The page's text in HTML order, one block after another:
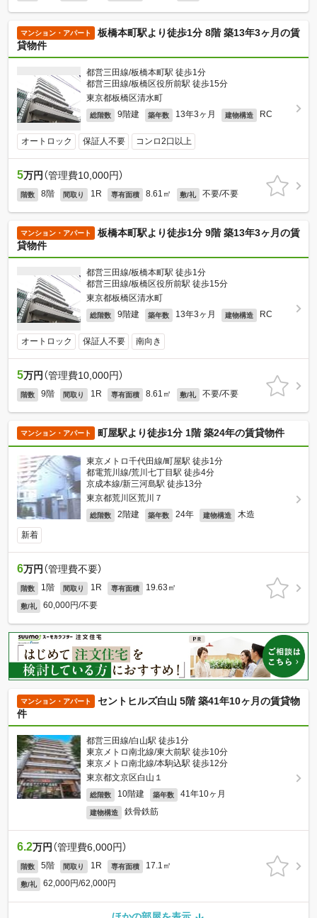
マンション・アパート
板橋本町駅より徒歩1分 8階 築13年3ヶ月の賃
貸物件
都営三田線/板橋本町駅 徒歩1分
都営三田線/板橋区役所前駅 徒歩15分
東京都板橋区清水町
総階数 9階建 築年数 13年3ヶ月 建物構造 RC
オートロック 保証人不要 コンロ2口以上
5万円 （管理費10,000円）
階数 8階 間取り 1R 専有面積 8.61㎡ 敷/礼 不要/不要
マンション・アパート
板橋本町駅より徒歩1分 9階 築13年3ヶ月の賃
貸物件
都営三田線/板橋本町駅 徒歩1分
都営三田線/板橋区役所前駅 徒歩15分
東京都板橋区清水町
総階数 9階建 築年数 13年3ヶ月 建物構造 RC
オートロック 保証人不要 南向き
5万円 （管理費10,000円）
階数 9階 間取り 1R 専有面積 8.61㎡ 敷/礼 不要/不要
マンション・アパート 町屋駅より徒歩1分 1階 築24年の賃貸物件
東京メトロ千代田線/町屋駅 徒歩1分
都電荒川線/荒川七丁目駅 徒歩4分
京成本線/新三河島駅 徒歩13分
東京都荒川区荒川７
総階数 2階建 築年数 24年 建物構造 木造
新着
6万円 （管理費不要）
階数 1階 間取り 1R 専有面積 19.63㎡
敷/礼 60,000円/不要
マンション・アパート
セントヒルズ白山 5階 築41年10ヶ月の賃貸物
件
都営三田線/白山駅 徒歩1分
東京メトロ南北線/東大前駅 徒歩10分
東京メトロ南北線/本駒込駅 徒歩12分
東京都文京区白山１
総階数 10階建 築年数 41年10ヶ月
建物構造 鉄骨鉄筋
6.2万円 （管理費6,000円）
階数 5階 間取り 1R 専有面積 17.1㎡
敷/礼 62,000円/62,000円